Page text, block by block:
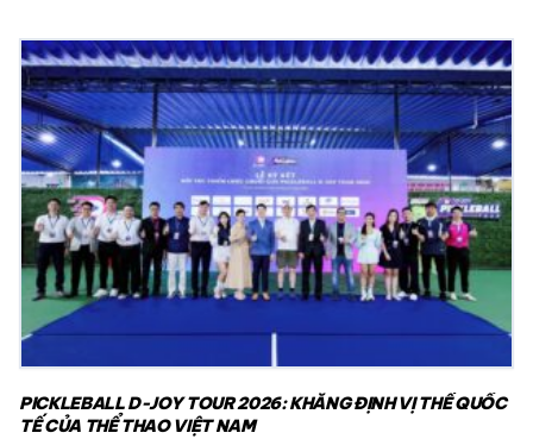
PICKLEBALL D-JOY TOUR 2026: KHẲNG ĐỊNH VỊ THẾ QUỐC
TẾ CỦA THỂ THAO VIỆT NAM